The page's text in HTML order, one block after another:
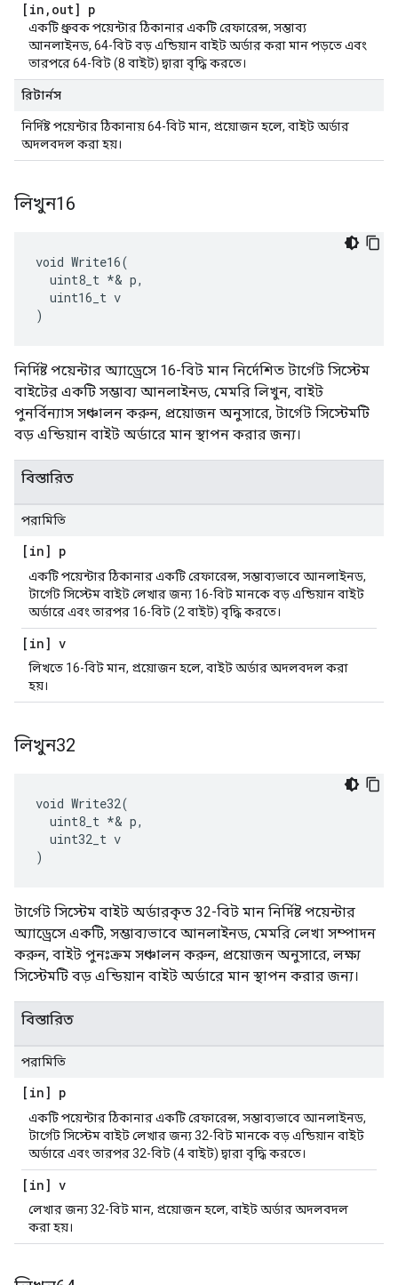
[in , out] p
একটি ধ্রুবক পয়েন্টার ঠিকানার একটি রেফারেন্স, সম্ভাব্য
আনলাইনড, 64-বিট বড় এন্ডিয়ান বাইট অর্ডার করা মান পড়তে এবং
তারপরে 64-বিট (8 বাইট) দ্বারা বৃদ্ধি করতে।
রিটার্নস
নির্দিষ্ট পয়েন্টার ঠিকানায় 64-বিট মান, প্রয়োজন হলে, বাইট অর্ডার
অদলবদল করা হয়।
লিখুন16
void Write16(
  uint8_t *& p,
  uint16_t v
)
নির্দিষ্ট পয়েন্টার অ্যাড্রেসে 16-বিট মান নির্দেশিত টার্গেট সিস্টেম
বাইটের একটি সম্ভাব্য আনলাইনড, মেমরি লিখুন, বাইট
পুনর্বিন্যাস সঞ্চালন করুন, প্রয়োজন অনুসারে, টার্গেট সিস্টেমটি
বড় এন্ডিয়ান বাইট অর্ডারে মান স্থাপন করার জন্য।
বিস্তারিত
পরামিতি
[in] p
একটি পয়েন্টার ঠিকানার একটি রেফারেন্স, সম্ভাব্যভাবে আনলাইনড,
টার্গেট সিস্টেম বাইট লেখার জন্য 16-বিট মানকে বড় এন্ডিয়ান বাইট
অর্ডারে এবং তারপর 16-বিট (2 বাইট) বৃদ্ধি করতে।
[in] v
লিখতে 16-বিট মান, প্রয়োজন হলে, বাইট অর্ডার অদলবদল করা
হয়।
লিখুন32
void Write32(
  uint8_t *& p,
  uint32_t v
)
টার্গেট সিস্টেম বাইট অর্ডারকৃত 32-বিট মান নির্দিষ্ট পয়েন্টার
অ্যাড্রেসে একটি, সম্ভাব্যভাবে আনলাইনড, মেমরি লেখা সম্পাদন
করুন, বাইট পুনঃক্রম সঞ্চালন করুন, প্রয়োজন অনুসারে, লক্ষ্য
সিস্টেমটি বড় এন্ডিয়ান বাইট অর্ডারে মান স্থাপন করার জন্য।
বিস্তারিত
পরামিতি
[in] p
একটি পয়েন্টার ঠিকানার একটি রেফারেন্স, সম্ভাব্যভাবে আনলাইনড,
টার্গেট সিস্টেম বাইট লেখার জন্য 32-বিট মানকে বড় এন্ডিয়ান বাইট
অর্ডারে এবং তারপর 32-বিট (4 বাইট) দ্বারা বৃদ্ধি করতে।
[in] v
লেখার জন্য 32-বিট মান, প্রয়োজন হলে, বাইট অর্ডার অদলবদল
করা হয়।